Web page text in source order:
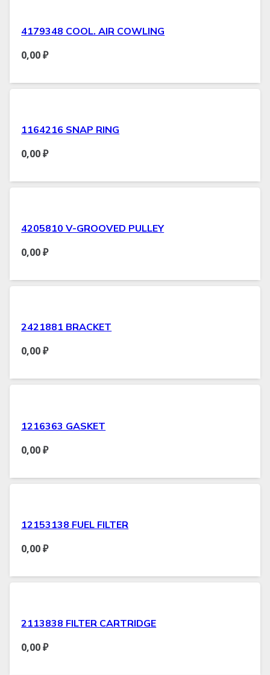
4179348 COOL. AIR COWLING
0,00₽
1164216 SNAP RING
0,00₽
4205810 V-GROOVED PULLEY
0,00₽
2421881 BRACKET
0,00₽
1216363 GASKET
0,00₽
12153138 FUEL FILTER
0,00₽
2113838 FILTER CARTRIDGE
0,00₽